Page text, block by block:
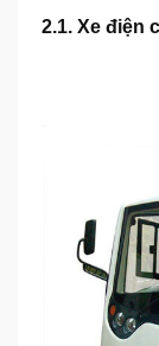
2.1. Xe điện